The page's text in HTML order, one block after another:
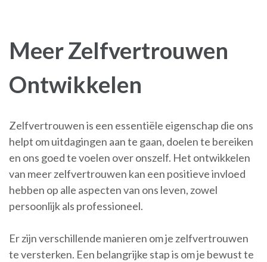
Meer Zelfvertrouwen
Ontwikkelen
Zelfvertrouwen is een essentiële eigenschap die ons
helpt om uitdagingen aan te gaan, doelen te bereiken
en ons goed te voelen over onszelf. Het ontwikkelen
van meer zelfvertrouwen kan een positieve invloed
hebben op alle aspecten van ons leven, zowel
persoonlijk als professioneel.
Er zijn verschillende manieren om je zelfvertrouwen
te versterken. Een belangrijke stap is om je bewust te